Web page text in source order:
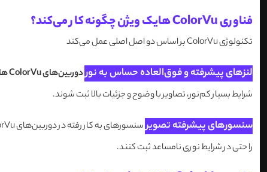
فناوری ColorVu هایک ویژن چگونه کار می‌کند؟
تکنولوژی ColorVu بر اساس دو اصل اصلی عمل می‌کند
لنز‌های پیشرفته و فوق‌العاده حساس به نوردوربین‌های ColorVu هایک ویژن
شرایط بسیار کم‌نور، تصاویر با وضوح و جزئیات بالا ثبت شوند.
سنسورهای پیشرفته تصویر
را حتی در شرایط نوری نامساعد ثبت کنند.